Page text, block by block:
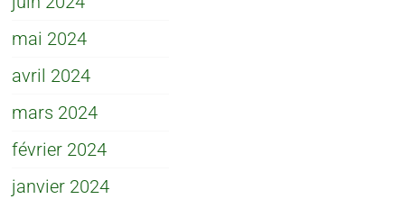
mai 2024
avril 2024
mars 2024
février 2024
janvier 2024